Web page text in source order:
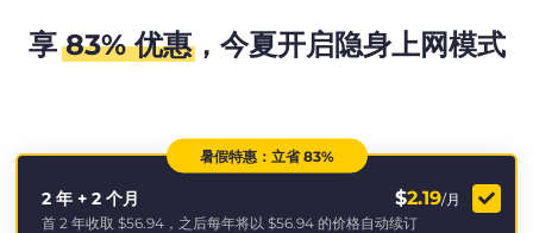
享83% 优惠，今夏开启隐身上网模式
暑假特惠：立省 83%
2 年 + 2 个月 $2.19/月
首 2 年收取 $56.94 ，之后每年将以 $56.94 的价格自动续订